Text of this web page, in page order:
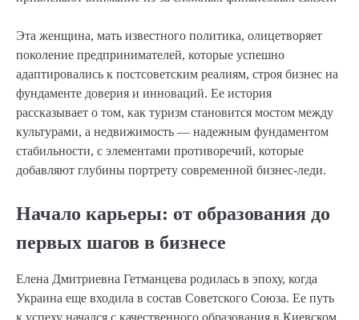
Эта женщина, мать известного политика, олицетворяет
поколение предпринимателей, которые успешно
адаптировались к постсоветским реалиям, строя бизнес на
фундаменте доверия и инноваций. Ее история
рассказывает о том, как туризм становится мостом между
культурами, а недвижимость — надежным фундаментом
стабильности, с элементами противоречий, которые
добавляют глубины портрету современной бизнес-леди.
Начало карьеры: от образования до
первых шагов в бизнесе
Елена Дмитриевна Гетманцева родилась в эпоху, когда
Украина еще входила в состав Советского Союза. Ее путь